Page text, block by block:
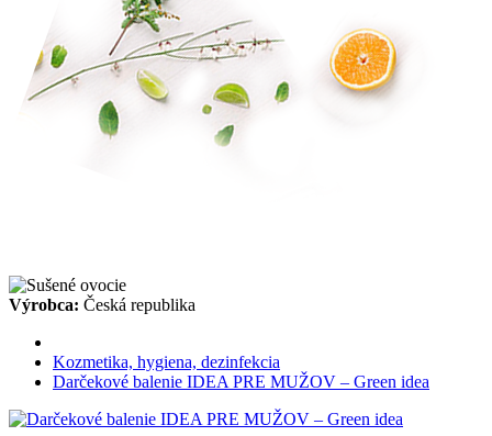
Výrobca: Česká republika
Kozmetika, hygiena, dezinfekcia
Darčekové balenie IDEA PRE MUŽOV – Green idea